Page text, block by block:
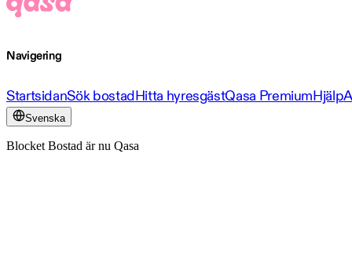
Navigering
StartsidanSök bostadHitta hyresgästQasa PremiumHjälp
Svenska
Blocket Bostad är nu Qasa